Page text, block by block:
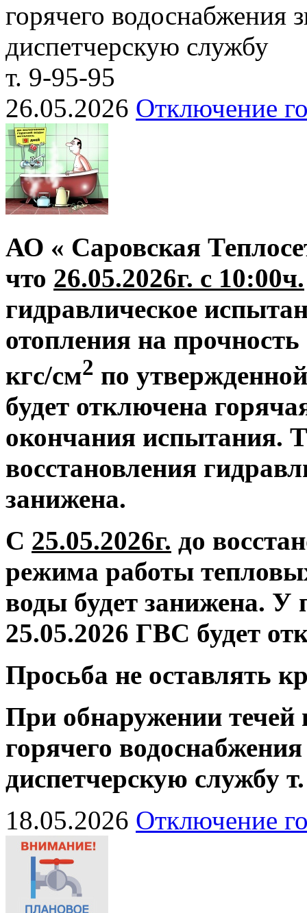
горячего водоснабжения
диспетчерскую службу
т. 9-95-95
26.05.2026 Отключение
АО « Саровская
что 26.05.2026г. с 10:00ч.
гидравлическое
отопления на
кгс/см2 по
будет отключена
окончания испытания.
восстановления
занижена.
С 25.05.2026г. до
режима работы
воды будет занижена. У
25.05.2026 ГВС будет
Просьба не оставлять
При обнаружении течей
горячего
диспетчерскую службу
18.05.2026 Отключение